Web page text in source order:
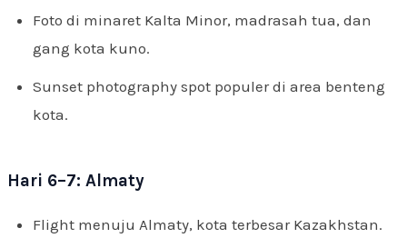
Foto di minaret Kalta Minor, madrasah tua, dan
gang kota kuno.
Sunset photography spot populer di area benteng
kota.
Hari 6–7: Almaty
Flight menuju Almaty, kota terbesar Kazakhstan.